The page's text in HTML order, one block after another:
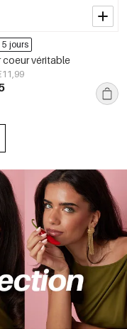
5 jours
coeur véritable